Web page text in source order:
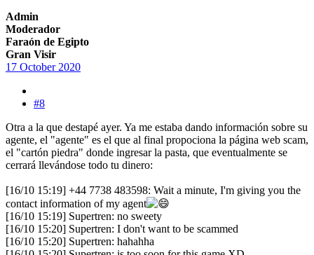
Admin
Moderador
Faraón de Egipto
Gran Visir
17 October 2020
#8
Otra a la que destapé ayer. Ya me estaba dando información sobre su
agente, el "agente" es el que al final propociona la página web scam,
el "cartón piedra" donde ingresar la pasta, que eventualmente se
cerrará llevándose todo tu dinero:
[16/10 15:19] +44 7738 483598: Wait a minute, I'm giving you the
contact information of my agent
[16/10 15:19] Supertren: no sweety
[16/10 15:20] Supertren: I don't want to be scammed
[16/10 15:20] Supertren: hahahha